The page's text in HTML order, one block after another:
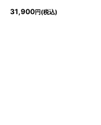
31,900円(税込)